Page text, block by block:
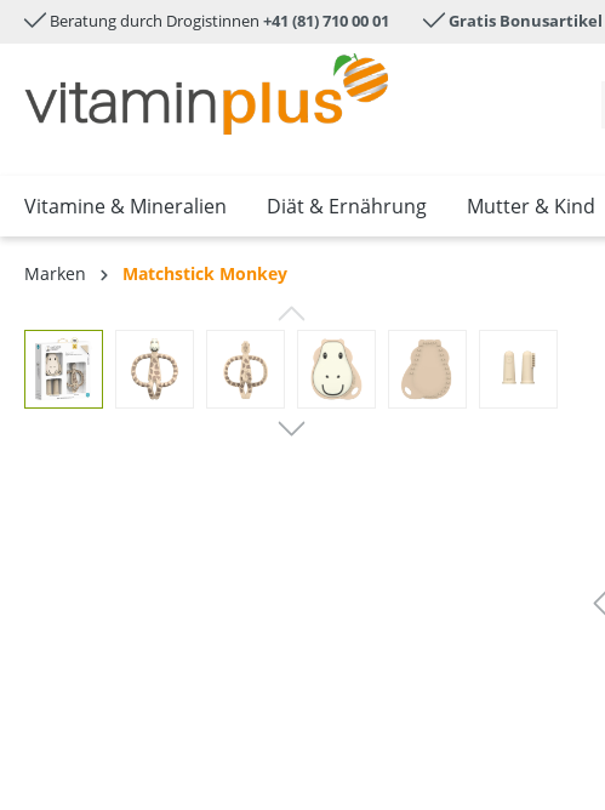
springen Zur Hauptnavigation springen
Beratung durch Drogistinnen +41 (81) 710 00 01 Gratis Bonusartikel
Vitamine & Mineralien Diät & Ernährung Mutter & Kind
Marken Matchstick Monkey